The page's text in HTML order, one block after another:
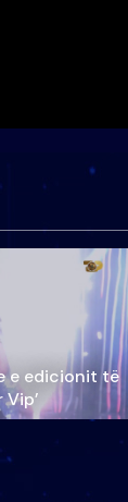
e edicionit të